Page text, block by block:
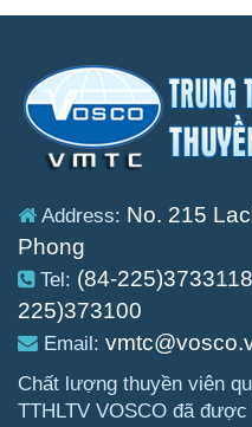
Address: No. 215
Phong
Tel: (84-225)3733118
225)373100
Email:
Chất lượng thuyền viên
TTHLTV VOSCO đã